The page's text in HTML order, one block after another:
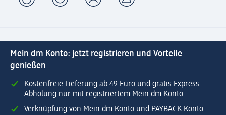
Mein dm Konto: jetzt registrieren und Vorteile
genießen
Kostenfreie Lieferung ab 49 Euro und gratis Express-
Abholung nur mit registriertem Mein dm Konto
Verknüpfung von Mein dm Konto und PAYBACK Konto